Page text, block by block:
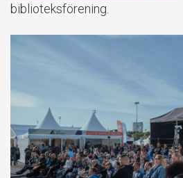
biblioteksförening.